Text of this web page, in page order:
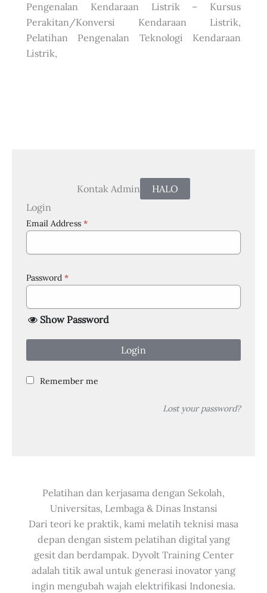
Pengenalan Kendaraan Listrik – Kursus
Perakitan/Konversi Kendaraan Listrik,
Pelatihan Pengenalan Teknologi Kendaraan
Listrik,
Kontak Admin
HALO
Login
Email Address *
Password *
Show Password
Login
Remember me
Lost your password?
Pelatihan dan kerjasama dengan Sekolah,
Universitas, Lembaga & Dinas Instansi
Dari teori ke praktik, kami melatih teknisi masa
depan dengan sistem pelatihan digital yang
gesit dan berdampak. Dyvolt Training Center
adalah titik awal untuk generasi inovator yang
ingin mengubah wajah elektrifikasi Indonesia.